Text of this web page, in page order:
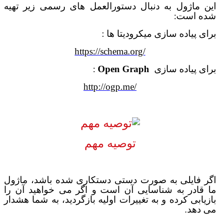
این ماژول به دنبال دستورالعمل های رسمی زیر تهیه
شده است:
برای پیاده سازی میکرودیتا ها :
https://schema.org/
برای پیاده سازی Open Graph
:
http://ogp.me/
توصیه مهم
اگر فایلی به صورت دستی دستکاری شده باشد، ماژول
ما قادر به شناسایی آن است و اگر می خواهید آن را
بازیابی کرده و به تغییرات اولیه بازگردید، به شما هشدار
می دهد.